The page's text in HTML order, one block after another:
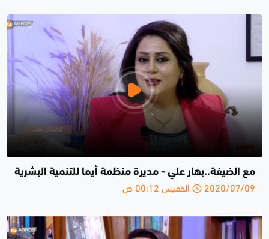
مع الضيفة..بهار علي - مديرة منظمة أيما للتنمية البشرية
2020/07/09 الخميس 00:12 ص